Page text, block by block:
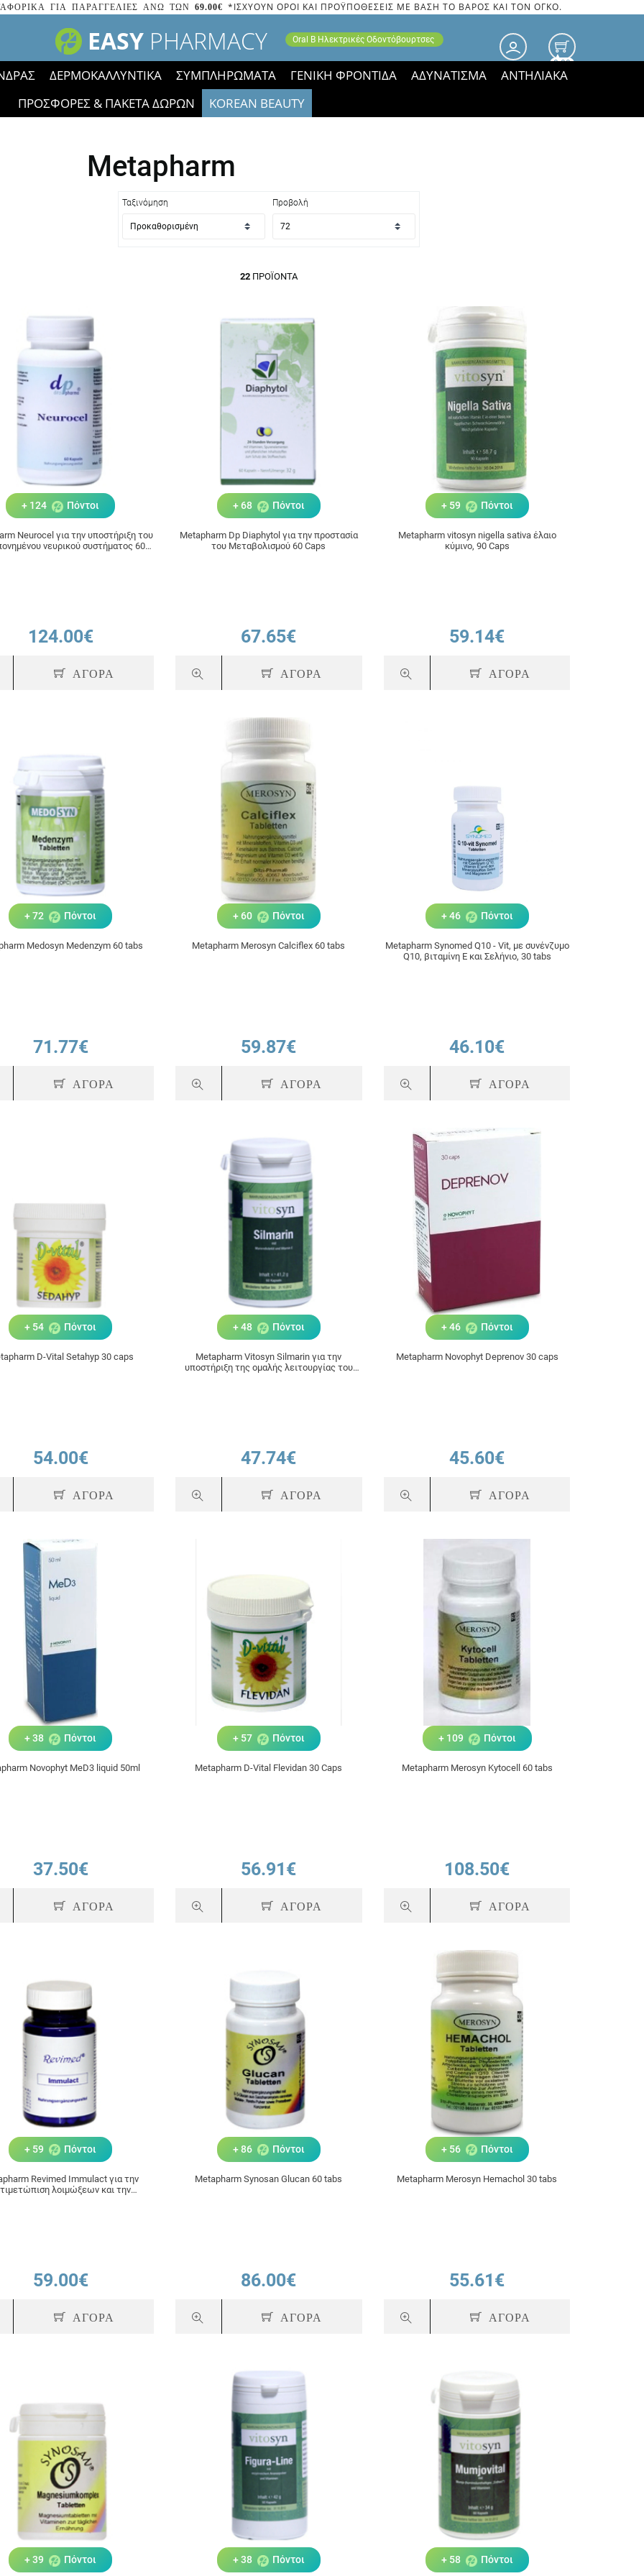
ΓΙΑ ΠΑΡΑΓΓΕΛΙΕΣ ΑΝΩ ΤΩΝ 69.00€ *ΙΣΧΥΟΥΝ ΟΡΟΙ ΚΑΙ ΠΡΟΫΠΟΘΕΣΕΙΣ ΜΕ ΒΑΣΗ ΤΟ ΒΑΡΟΣ ΚΑΙ ΤΟΝ ΟΓΚΟ.
EASY PHARMACY Oral B Ηλεκτρικές Οδοντόβουρτσες
0.00
ΔΕΡΜΟΚΑΛΛΥΝΤΙΚΑ ΣΥΜΠΛΗΡΩΜΑΤΑ ΓΕΝΙΚΗ ΦΡΟΝΤΙΔΑ ΑΔΥΝΑΤΙΣΜΑ
ΑΝΤΗΛΙΑΚΑ
ΠΡΟΣΦΟΡΕΣ & ΠΑΚΕΤΑ ΔΩΡΩΝ
KOREAN BEAUTY
τα εικονίδια των εκπτώσεων έφυγαν, οι χαμηλές μας τιμές ΠΑΡΑΜΕΝΟΥΝ!
Metapharm
Ταξινόμηση Προβολή
22ΠΡΟΪΌΝΤΑ
+ 124 Πόντοι
Neurocel για την υποστήριξη του
νευρικού συστήματος 60
124.00€
ΑΓΟΡΑ
+ 68 Πόντοι
Metapharm Dp Diaphytol για την προστασία
του Μεταβολισμού 60 Caps
67.65€
ΑΓΟΡΑ
+ 59 Πόντοι
Metapharm vitosyn nigella sativa έλαιο
κύμινο, 90 Caps
59.14€
ΑΓΟΡΑ
+ 72 Πόντοι
Medosyn Medenzym 60 tabs
71.77€
ΑΓΟΡΑ
+ 60 Πόντοι
Metapharm Merosyn Calciflex 60 tabs
59.87€
ΑΓΟΡΑ
+ 46 Πόντοι
Metapharm Synomed Q10 - Vit, με συνένζυμο
Q10, βιταμίνη Ε και Σελήνιο, 30 tabs
46.10€
ΑΓΟΡΑ
+ 54 Πόντοι
D-Vital Setahyp 30 caps
54.00€
ΑΓΟΡΑ
+ 48 Πόντοι
Metapharm Vitosyn Silmarin για την
υποστήριξη της ομαλής λειτουργίας του
47.74€
ΑΓΟΡΑ
+ 46 Πόντοι
Metapharm Novophyt Deprenov 30 caps
45.60€
ΑΓΟΡΑ
+ 38 Πόντοι
Novophyt MeD3 liquid 50ml
37.50€
ΑΓΟΡΑ
+ 57 Πόντοι
Metapharm D-Vital Flevidan 30 Caps
56.91€
ΑΓΟΡΑ
+ 109 Πόντοι
Metapharm Merosyn Kytocell 60 tabs
108.50€
ΑΓΟΡΑ
+ 59 Πόντοι
Revimed Immulact για την
λοιμώξεων και την
59.00€
ΑΓΟΡΑ
+ 86 Πόντοι
Metapharm Synosan Glucan 60 tabs
86.00€
ΑΓΟΡΑ
+ 56 Πόντοι
Metapharm Merosyn Hemachol 30 tabs
55.61€
ΑΓΟΡΑ
+ 39 Πόντοι + 38 Πόντοι + 58 Πόντοι